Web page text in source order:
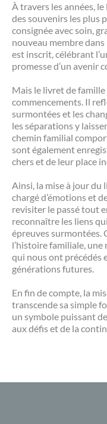
À travers les années,
des souvenirs les plus
consignée avec soin,
nouveau membre
est inscrit, célébrant
promesse d’un avenir
Mais le livret de famille
commencements. Il
surmontées et les
les séparations y
chemin familial
sont également
chers et de leur place
Ainsi, la mise à jour
chargé d’émotions et
revisiter le passé tout
reconnaître les liens
épreuves surmontées.
l’histoire familiale,
qui nous ont précédés
générations futures.
En fin de compte, la
transcende sa simple
un symbole puissant
aux défis et de la